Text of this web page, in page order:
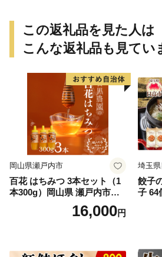
この返礼品を見た人は
こんな返礼品も見てい
岡山県瀬戸内市
百花 はちみつ 3本セット（1
本300g）岡山県 瀬戸内市産
石黒農園 ヨーグルト パン 砂
糖の代わり 香り高い いい香
16,000円
埼玉
餃子
子 64
中華
野菜
ー ギ